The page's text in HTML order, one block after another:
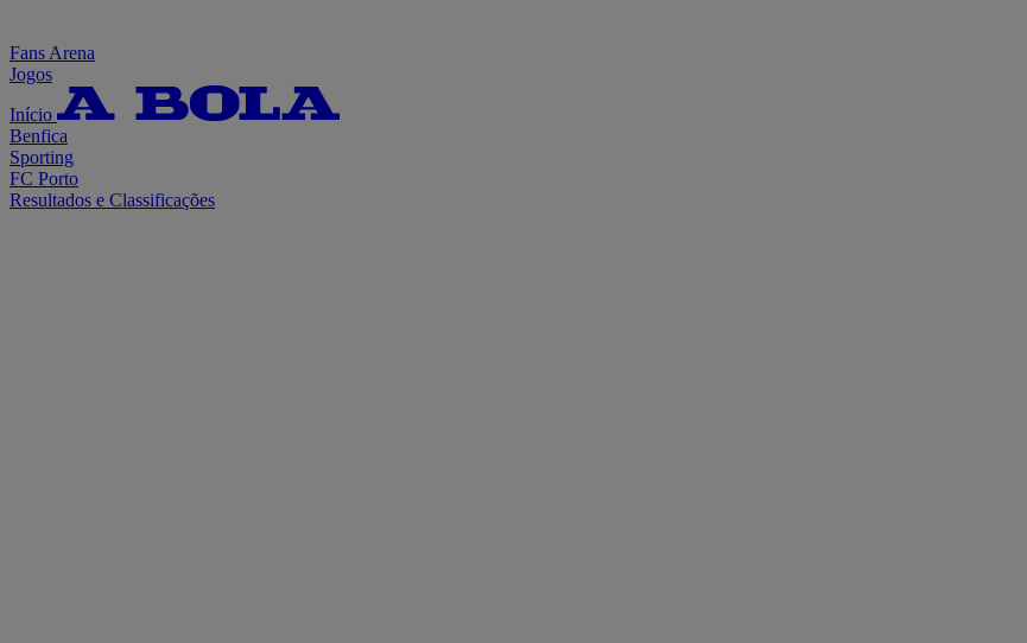
Fans Arena
Jogos
Início
Benfica
Sporting
FC Porto
Resultados e Classificações